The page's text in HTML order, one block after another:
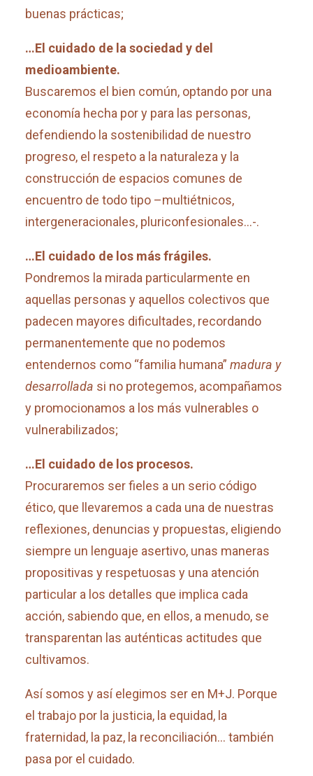
buenas prácticas;
…El cuidado de la sociedad y del
medioambiente.
Buscaremos el bien común, optando por una
economía hecha por y para las personas,
defendiendo la sostenibilidad de nuestro
progreso, el respeto a la naturaleza y la
construcción de espacios comunes de
encuentro de todo tipo –multiétnicos,
intergeneracionales, pluriconfesionales…-.
…El cuidado de los más frágiles.
Pondremos la mirada particularmente en
aquellas personas y aquellos colectivos que
padecen mayores dificultades, recordando
permanentemente que no podemos
entendernos como “familia humana” madura y
desarrollada si no protegemos, acompañamos
y promocionamos a los más vulnerables o
vulnerabilizados;
…El cuidado de los procesos.
Procuraremos ser fieles a un serio código
ético, que llevaremos a cada una de nuestras
reflexiones, denuncias y propuestas, eligiendo
siempre un lenguaje asertivo, unas maneras
propositivas y respetuosas y una atención
particular a los detalles que implica cada
acción, sabiendo que, en ellos, a menudo, se
transparentan las auténticas actitudes que
cultivamos.
Así somos y así elegimos ser en M+J. Porque
el trabajo por la justicia, la equidad, la
fraternidad, la paz, la reconciliación… también
pasa por el cuidado.